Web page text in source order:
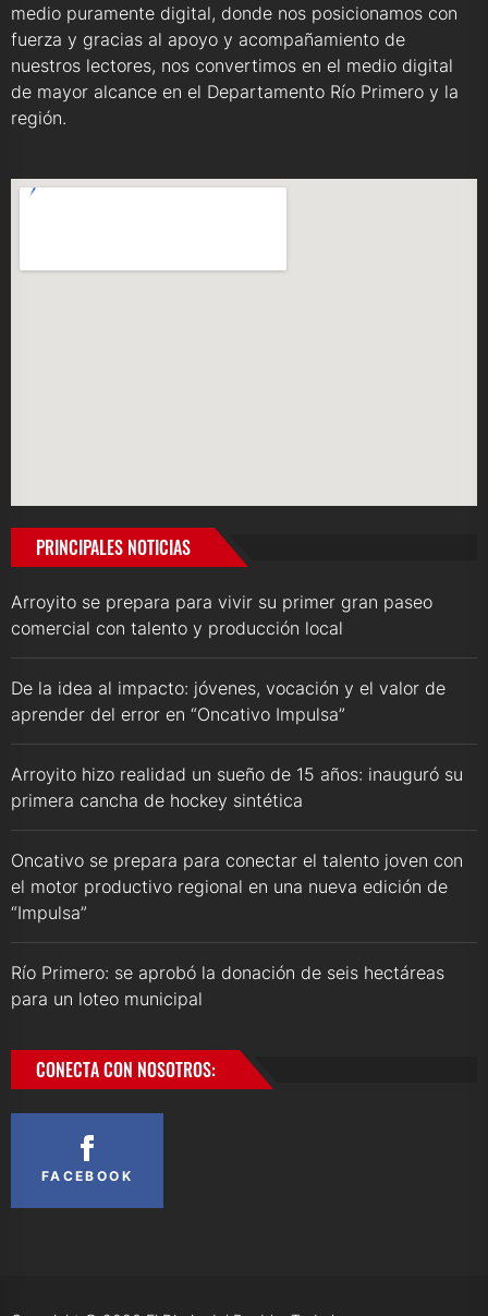
medio puramente digital, donde nos posicionamos con
fuerza y gracias al apoyo y acompañamiento de
nuestros lectores, nos convertimos en el medio digital
de mayor alcance en el Departamento Río Primero y la
región.
PRINCIPALES NOTICIAS
Arroyito se prepara para vivir su primer gran paseo
comercial con talento y producción local
De la idea al impacto: jóvenes, vocación y el valor de
aprender del error en “Oncativo Impulsa”
Arroyito hizo realidad un sueño de 15 años: inauguró su
primera cancha de hockey sintética
Oncativo se prepara para conectar el talento joven con
el motor productivo regional en una nueva edición de
“Impulsa”
Río Primero: se aprobó la donación de seis hectáreas
para un loteo municipal
CONECTA CON NOSOTROS:
FACEBOOK